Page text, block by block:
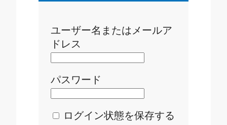
ユーザー名またはメールア
ドレス
パスワード
ログイン状態を保存する